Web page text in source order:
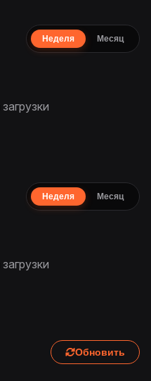
Неделя Месяц
Неделя Месяц
Обновить